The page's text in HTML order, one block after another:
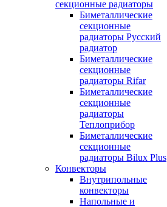
секционные радиаторы
Биметаллические
секционные
радиаторы Русский
радиатор
Биметаллические
секционные
радиаторы Rifar
Биметаллические
секционные
радиаторы
Теплоприбор
Биметаллические
секционные
радиаторы Bilux Plus
Конвекторы
Внутрипольные
конвекторы
Напольные и